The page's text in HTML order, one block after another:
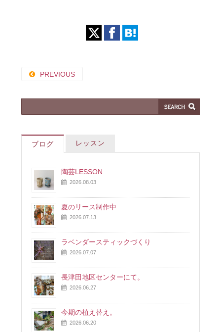
PREVIOUS
ブログ レッスン
陶芸LESSON
2026.08.03
夏のリース制作中
2026.07.13
ラベンダースティックづくり
2026.07.07
長津田地区センターにて。
2026.06.27
今期の植え替え。
2026.06.20